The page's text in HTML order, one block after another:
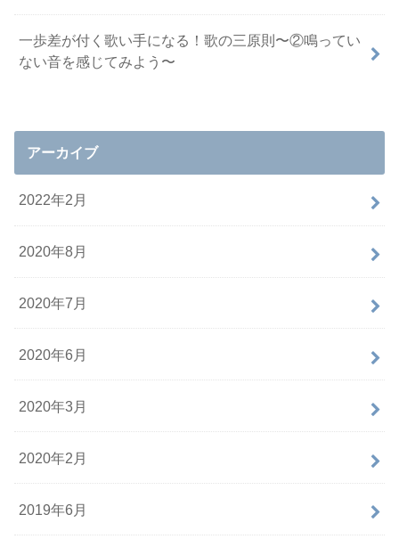
一歩差が付く歌い手になる！歌の三原則〜②鳴ってい
ない音を感じてみよう〜
アーカイブ
2022年2月
2020年8月
2020年7月
2020年6月
2020年3月
2020年2月
2019年6月